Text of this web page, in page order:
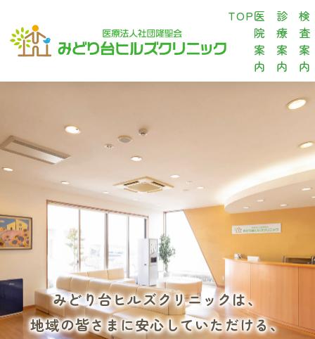
TOP医
院
案
内
診
療
案
内
検
査
案
内
みどり台ヒルズクリニックは、
地域の皆さまに安心していただける、